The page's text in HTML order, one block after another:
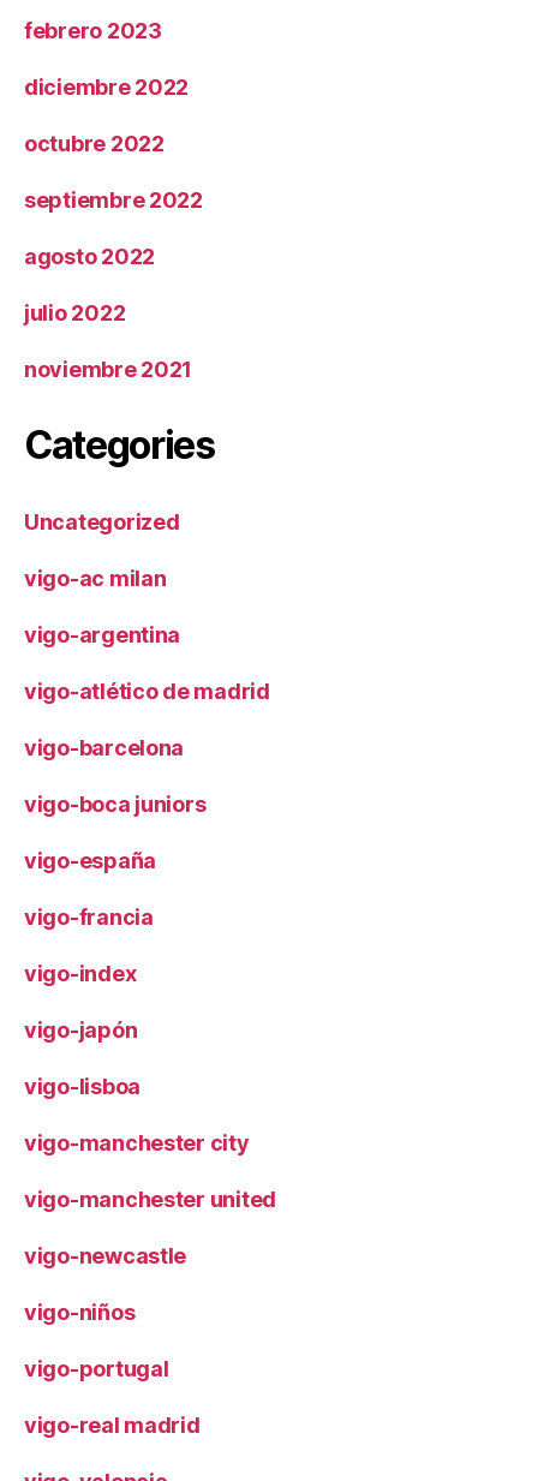
febrero 2023
diciembre 2022
octubre 2022
septiembre 2022
agosto 2022
julio 2022
noviembre 2021
Categories
Uncategorized
vigo-ac milan
vigo-argentina
vigo-atlético de madrid
vigo-barcelona
vigo-boca juniors
vigo-españa
vigo-francia
vigo-index
vigo-japón
vigo-lisboa
vigo-manchester city
vigo-manchester united
vigo-newcastle
vigo-niños
vigo-portugal
vigo-real madrid